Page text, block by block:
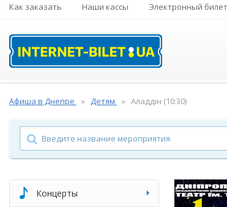
Как заказать Наши кассы Электронный билет
Афиша в Днепре Детям Аладдін (10:30)
Концерты